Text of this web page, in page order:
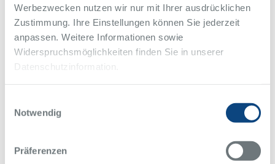
Werbezwecken nutzen wir nur mit Ihrer ausdrücklichen
Zustimmung. Ihre Einstellungen können Sie jederzeit
anpassen. Weitere Informationen sowie
Widerspruchsmöglichkeiten finden Sie in unserer
Datenschutzinformation.
Notwendig
Präferenzen
Kniffen sowie DEGUM-Kurse zum Vaskulären Ultraschall ab 2026.
Weitere Informationen erhalten Interessierte unter
gefaessmedizin@krupp-krankenhaus.de
Alle Meldungen des Alfried Krupp Krankenhaus